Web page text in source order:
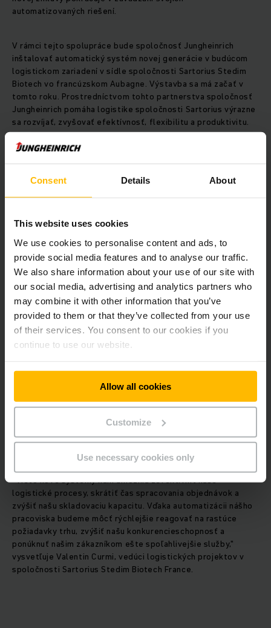
Consent Details About
This website uses cookies
We use cookies to personalise content and ads, to
provide social media features and to analyse our traffic.
We also share information about your use of our site with
our social media, advertising and analytics partners who
may combine it with other information that you’ve
provided to them or that they’ve collected from your use
of their services. You consent to our cookies if you
continue to use our website.
Allow all cookies
Customize
Use necessary cookies only
automatizovaných riešení.
V rámci tejto spolupráce bude spoločnosť Jungheinrich
inštalovať automatický systém novej generácie v budúcom
logistickom zariadení v sídle spoločnosti Sartorius Stedim
Biotech vo francúzskom Aubagne. Výstavba sa má začať v
tomto roku. Prostredníctvom tohto partnerstva spoločnosť
Jungheinrich pomáha logistike spoločnosti Sartorius výrazne
sa rozvíjať, zvyšovať efektívnosť, flexibilitu a produktivitu.
Jungheinrich, ako napríklad vysokoúrovňový regálový sklad
obsluhovaný tromi automatizovanými vozíkmi s veľmi úzkymi
súčiastok - miniload, a množstvo rozličných typov
sklad, v ktorom sa pracovné stanice zásobujú podľa princípu
G2P (tovar k operátorovi). Spojenie s výrobným priestorom je
tiež automatizované prostredníctvom mobilných robotov
typu EKS 215a. Okrem toho bude celé riešenie riadené
systémom Warehouse Control System spoločnosti
Jungheinrich.
"Sme hrdí na to, že môžeme spoločnosti Sartorius Stedim
zodpovedajúce jej ambíciám. Zásobovanie výrobnej linky,
najmä vo farmaceutickom priemysle, je veľkou výzvou na
škálovateľné a flexibilné automatizované riešenie," uvádza
Sylvia Monteagudo, manažérka pre predaj a rozvoj podnikania
v oblasti automatizovaných systémov spoločnosti
Jungheinrich France.
"Tieto nové systémy nám umožnia zefektívniť naše
logistické procesy, skrátiť čas spracovania objednávok a
zvýšiť našu skladovaciu kapacitu. Vďaka automatizácii nášho
pracoviska budeme môcť rýchlejšie reagovať na rastúce
požiadavky trhu, zvýšiť našu konkurencieschopnosť a
ponúknuť našim zákazníkom ešte spoľahlivejšie služby,"
vysvetľuje Valentin Curmi, vedúci logistických projektov v
spoločnosti Sartorius Stedim Biotech France.